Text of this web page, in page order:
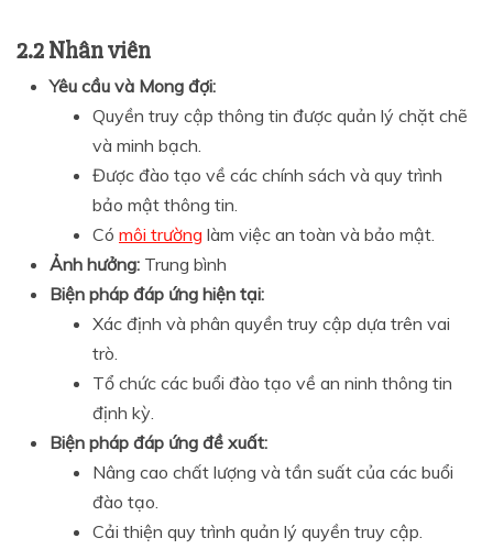
2.2 Nhân viên
Yêu cầu và Mong đợi:
Quyền truy cập thông tin được quản lý chặt chẽ
và minh bạch.
Được đào tạo về các chính sách và quy trình
bảo mật thông tin.
Có môi trường làm việc an toàn và bảo mật.
Ảnh hưởng: Trung bình
Biện pháp đáp ứng hiện tại:
Xác định và phân quyền truy cập dựa trên vai
trò.
Tổ chức các buổi đào tạo về an ninh thông tin
định kỳ.
Biện pháp đáp ứng đề xuất:
Nâng cao chất lượng và tần suất của các buổi
đào tạo.
Cải thiện quy trình quản lý quyền truy cập.